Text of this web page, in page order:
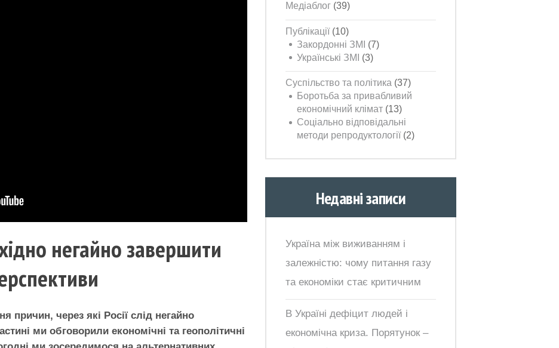
негайно завершити
причин, через які Росії слід негайно
ми обговорили економічні та геополітичні
Медіаблог(39)
Публікації(10)
Закордонні ЗМІ
(7)
Українські ЗМІ
(3)
Суспільство та політика (37)
Боротьба за привабливий
економічний клімат (13)
Соціально відповідальні
методи репродуктології(2)
Недавні записи
Україна між виживанням і
залежністю: чому питання газу
та економіки стає критичним
В Україні дефіцит людей і
економічна криза. Порятунок –